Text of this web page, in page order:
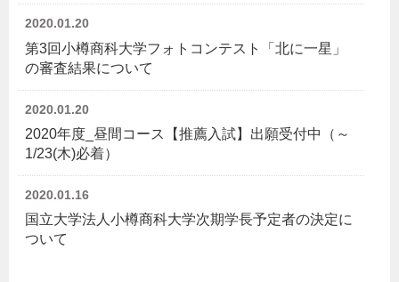
2020.01.20
第3回小樽商科大学フォトコンテスト「北に一星」
の審査結果について
2020.01.20
2020年度_昼間コース【推薦入試】出願受付中（～
1/23(木)必着）
2020.01.16
国立大学法人小樽商科大学次期学長予定者の決定に
ついて